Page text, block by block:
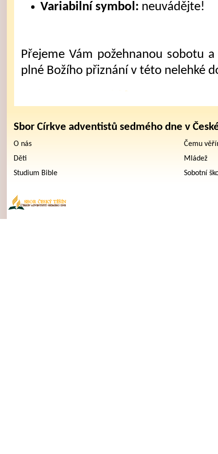
Variabilní symbol: neuvádějte!
Přejeme Vám požehnanou sobotu
plné Božího přiznání v této nelehké
Sbor Církve adventistů sedmého dne v
O nás
Čemu
Děti
Mládež
Studium Bible
Sobotní